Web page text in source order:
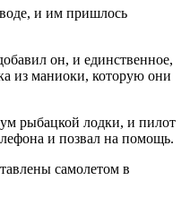
и им пришлось
он, и единственное,
из маниоки, которую они
рыбацкой лодки, и пилот
и позвал на помощь.
самолетом в